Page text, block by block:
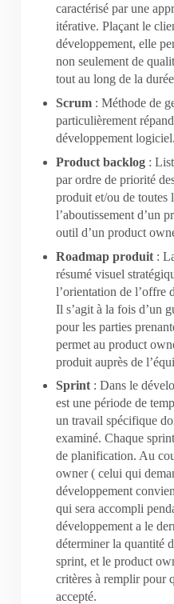
caractérisé par une
itérative. Plaçant le
développement, elle
non seulement de
tout au long de la
Scrum : Méthode de
particulièrement
développement logiciel.
Product backlog :
par ordre de priorité
produit et/ou de toutes
l’aboutissement d’un
outil d’un product
Roadmap produit :
résumé visuel
l’orientation de l’offre
Il s’agit à la fois d’un
pour les parties
permet au product
produit auprès de
Sprint : Dans le
est une période de
un travail spécifique
examiné. Chaque
de planification. Au
owner ( celui qui
développement
qui sera accompli
développement a le
déterminer la quantité
sprint, et le product
critères à remplir pour
accepté.